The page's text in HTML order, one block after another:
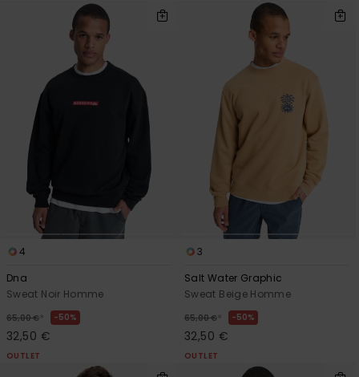
4
Dna
Sweat Noir Homme
65,00 € * 50%
32,50 €
OUTLET
3
Salt Water Graphic
Sweat Beige Homme
65,00 € * 50%
32,50 €
OUTLET